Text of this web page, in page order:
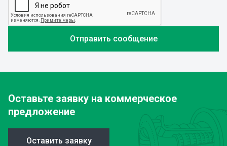
Оставьте заявку на коммерческое
предложение
Оставить заявку